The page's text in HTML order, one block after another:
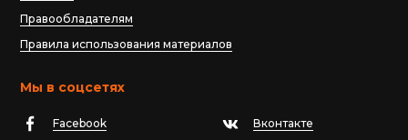
Правообладателям
Правила использования материалов
Мы в соцсетях
Facebook
Вконтакте